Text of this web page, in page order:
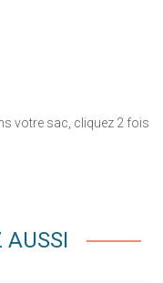
votre sac, cliquez 2 fois
AUSSI